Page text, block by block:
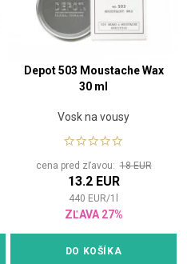
Depot 503 Moustache Wax
30 ml
Vosk na vousy
cena pred zľavou:18 EUR
13.2 EUR
440 EUR/1
ZĽAVA 27%
DO KOŠÍKA